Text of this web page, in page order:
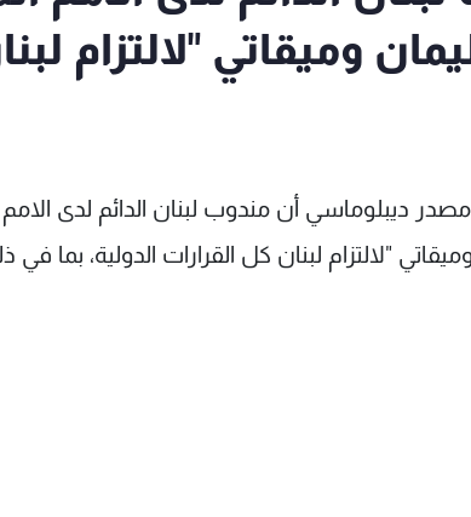
وميقاتي "لالتزام
ديبلوماسي أن مندوب لبنان الدائم لدى
"لالتزام لبنان كل القرارات الدولية، بما